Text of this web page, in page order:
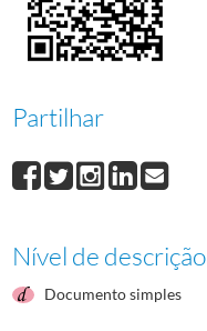
Partilhar
Nível de descrição
Documento simples